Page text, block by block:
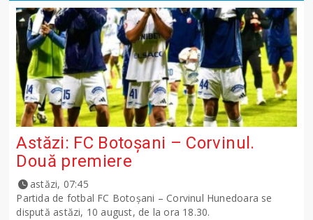
Astăzi: FC Botoșani – Corvinul.
Două premiere
astăzi, 07:45
Partida de fotbal FC Botoșani – Corvinul Hunedoara se
dispută astăzi, 10 august, de la ora 18.30.